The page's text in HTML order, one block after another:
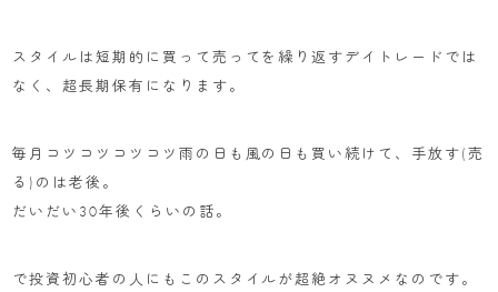
スタイルは短期的に買って売ってを繰り返すデイトレードでは
なく、超長期保有になります。
毎月コツコツコツコツ雨の日も風の日も買い続けて、手放す(売
る)のは老後。
だいだい30年後くらいの話。
で投資初心者の人にもこのスタイルが超絶オヌヌメなのです。